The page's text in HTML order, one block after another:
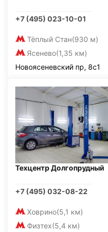
+7 (495) 023-10-01
Тёплый Стан(930 м)
Ясенево(1,35 км)
Новоясеневский пр, 8с1
Техцентр Долгопрудный
+7 (495) 032-08-22
Ховрино(5,1 км)
Физтех(5,4 км)